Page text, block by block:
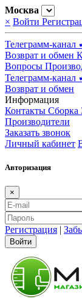
Москва
× Войти
Телеграмм-канал
Возврат и обмен
Вопросы
Телеграмм-канал
Возврат и обмен
Информация
Контакты Сборка
Производители
Заказать звонок
Личный кабинет
Авторизация
×
Регистрация |
Войти